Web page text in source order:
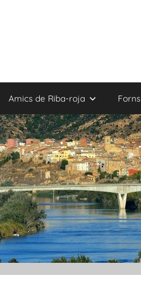
Amics de Riba-roja Forns